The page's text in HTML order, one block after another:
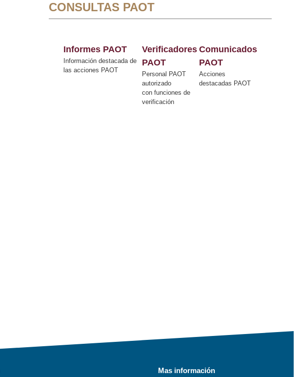
CONSULTAS PAOT
Informes PAOT
Información destacada de
las acciones PAOT
Verificadores
PAOT
Personal PAOT
autorizado
con funciones de
verificación
Comunicados
PAOT
Acciones
destacadas PAOT
Mas información